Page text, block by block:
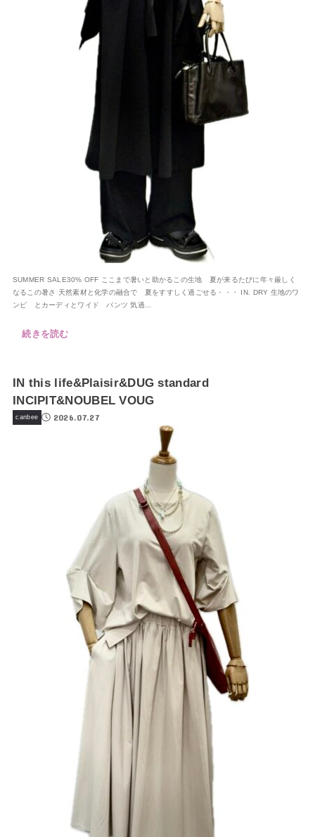
SUMMER SALE30% OFF ここまで暑いと助かるこの生地 夏が来るたびに年々厳しく
なるこの暑さ 天然素材と化学の融合で 夏をすすしく過ごせる・・・ IN. DRY 生地のワ
ンピ とカーディとワイド パンツ 気過...
続きを読む
IN this life&Plaisir&DUG standard
INCIPIT&NOUBEL VOUG
canbee 2026.07.27